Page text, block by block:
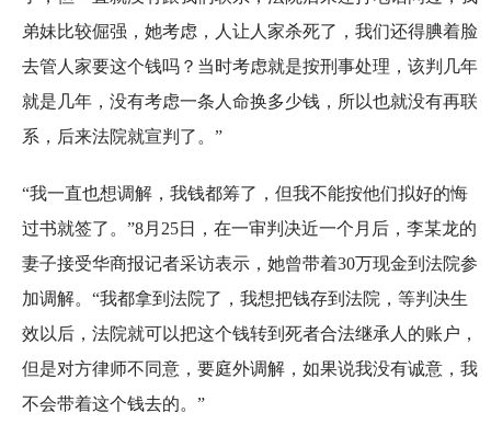
弟妹比较倔强，她考虑，人让人家杀死了，我们还得腆着脸
去管人家要这个钱吗？当时考虑就是按刑事处理，该判几年
就是几年，没有考虑一条人命换多少钱，所以也就没有再联
系，后来法院就宣判了。”
“我一直也想调解，我钱都筹了，但我不能按他们拟好的悔
过书就签了。”8月25日，在一审判决近一个月后，李某龙的
妻子接受华商报记者采访表示，她曾带着30万现金到法院参
加调解。“我都拿到法院了，我想把钱存到法院，等判决生
效以后，法院就可以把这个钱转到死者合法继承人的账户，
但是对方律师不同意，要庭外调解，如果说我没有诚意，我
不会带着这个钱去的。”